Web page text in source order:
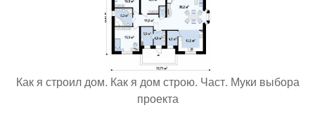
Как я строил дом. Как я дом строю. Част. Муки выбора
проекта